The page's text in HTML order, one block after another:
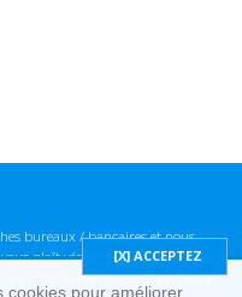
bureaux / bancaires et nous
plaît vérifier ces informations
pas responsables des erreurs
cookies pour améliorer